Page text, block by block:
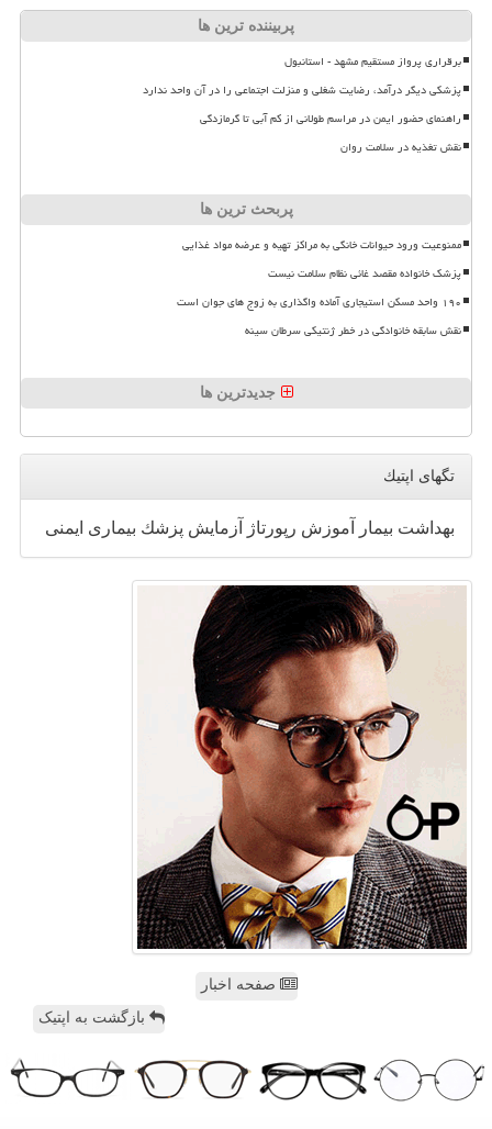
پربیننده ترین ها
برقراری پرواز مستقیم مشهد - استانبول
پزشکی دیگر درآمد، رضایت شغلی و منزلت اجتماعی را در آن واحد ندارد
راهنمای حضور ایمن در مراسم طولانی از کم آبی تا گرمازدگی
نقش تغذیه در سلامت روان
پربحث ترین ها
ممنوعیت ورود حیوانات خانگی به مراکز تهیه و عرضه مواد غذایی
پزشک خانواده مقصد غائی نظام سلامت نیست
۱۹۰ واحد مسکن استیجاری آماده واگذاری به زوج های جوان است
نقش سابقه خانوادگی در خطر ژنتیکی سرطان سینه
جدیدترین ها
تگهای اپتیك
بهداشت بیمار آموزش رپورتاژ آزمایش پزشك بیماری ایمنی
صفحه اخبار
بازگشت به اپتیک